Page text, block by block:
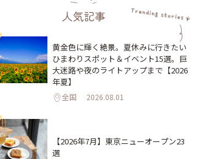
人気記事
黄金色に輝く絶景。夏休みに行きたい
ひまわりスポット＆イベント15選。巨
大迷路や夜のライトアップまで【2026
年夏】
全国 2026.08.01
【2026年7月】東京ニューオープン23
選